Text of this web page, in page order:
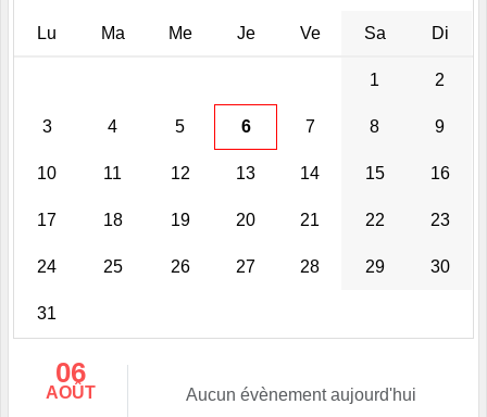
Lu Ma Me Je Ve Sa Di
1 2
3 4 5 6 7 8 9
10 11 12 13 14 15 16
17 18 19 20 21 22 23
24 25 26 27 28 29 30
31
06
AOÛT Aucun évènement aujourd'hui